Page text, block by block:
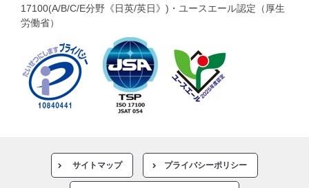
17100(A/B/C/E分野《日英/英日》)・ユースエール認定（厚生
労働省）
サイトマップ プライバシーポリシー